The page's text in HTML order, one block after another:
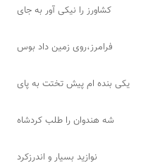
کشاورز را نیکی آور به جای
فرامرز،روی زمین داد بوس
یکی بنده ام پیش تختت به پای
شه هندوان را طلب کردشاه
نوازید بسیار و اندرزکرد